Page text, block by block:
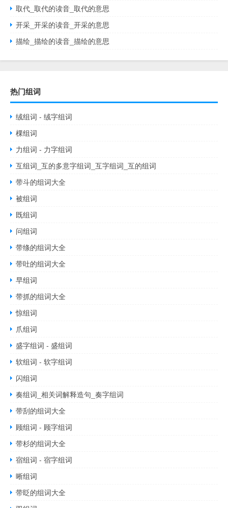
取代_取代的读音_取代的意思
开采_开采的读音_开采的意思
描绘_描绘的读音_描绘的意思
热门组词
绒组词 - 绒字组词
棵组词
力组词 - 力字组词
互组词_互的多意字组词_互字组词_互的组词
带斗的组词大全
被组词
既组词
问组词
带绦的组词大全
带吐的组词大全
早组词
带抓的组词大全
惊组词
爪组词
盛字组词 - 盛组词
软组词 - 软字组词
闪组词
奏组词_相关词解释造句_奏字组词
带刮的组词大全
顾组词 - 顾字组词
带杉的组词大全
宿组词 - 宿字组词
晰组词
带眨的组词大全